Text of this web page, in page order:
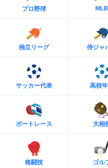
プロ野球 MLB
独立リーグ 侍ジャ
サッカー代表 高校
ボートレース 大相
格闘技 ゴル